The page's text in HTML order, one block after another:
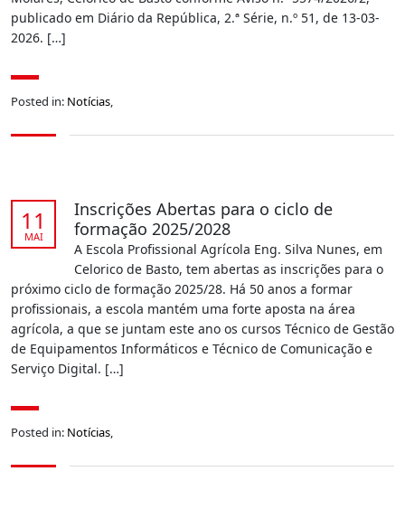
publicado em Diário da República, 2.ª Série, n.º 51, de 13-03-
2026. […]
Posted in: Notícias,
11
MAI
Inscrições Abertas para o ciclo de
formação 2025/2028
A Escola Profissional Agrícola Eng. Silva Nunes, em
Celorico de Basto, tem abertas as inscrições para o
próximo ciclo de formação 2025/28. Há 50 anos a formar
profissionais, a escola mantém uma forte aposta na área
agrícola, a que se juntam este ano os cursos Técnico de Gestão
de Equipamentos Informáticos e Técnico de Comunicação e
Serviço Digital. […]
Posted in: Notícias,